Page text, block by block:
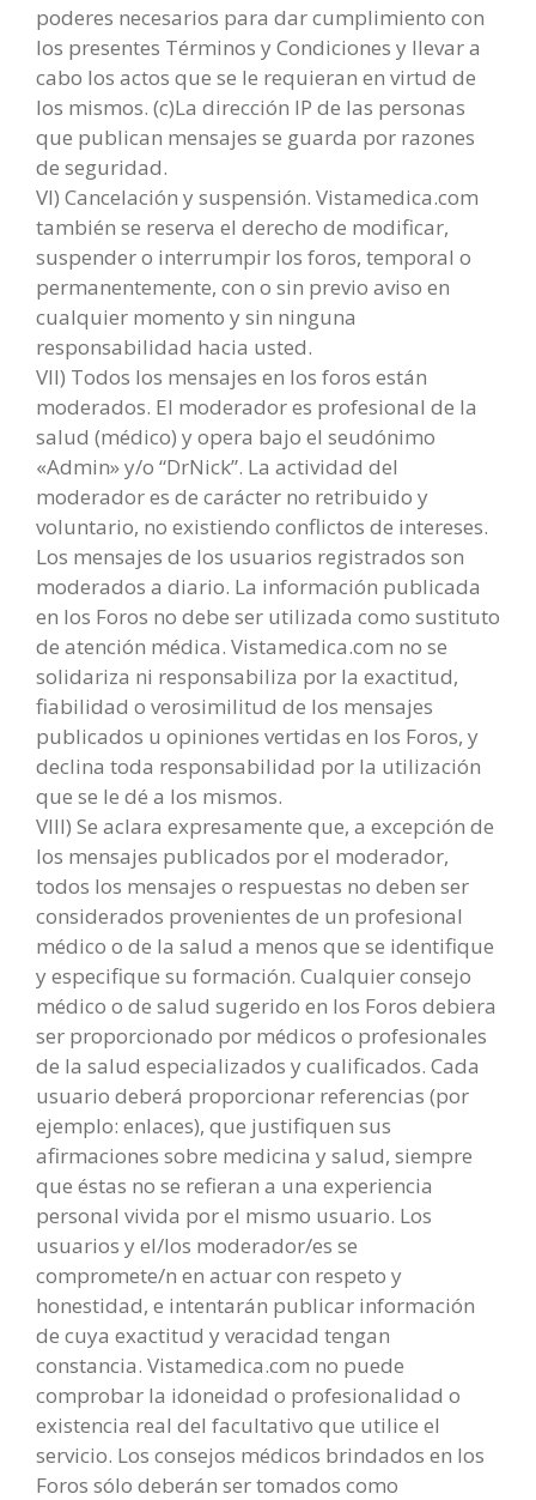
poderes necesarios para dar cumplimiento con
los presentes Términos y Condiciones y llevar a
cabo los actos que se le requieran en virtud de
los mismos. (c)La dirección IP de las personas
que publican mensajes se guarda por razones
de seguridad.
VI) Cancelación y suspensión. Vistamedica.com
también se reserva el derecho de modificar,
suspender o interrumpir los foros, temporal o
permanentemente, con o sin previo aviso en
cualquier momento y sin ninguna
responsabilidad hacia usted.
VII) Todos los mensajes en los foros están
moderados. El moderador es profesional de la
salud (médico) y opera bajo el seudónimo
«Admin» y/o “DrNick”. La actividad del
moderador es de carácter no retribuido y
voluntario, no existiendo conflictos de intereses.
Los mensajes de los usuarios registrados son
moderados a diario. La información publicada
en los Foros no debe ser utilizada como sustituto
de atención médica. Vistamedica.com no se
solidariza ni responsabiliza por la exactitud,
fiabilidad o verosimilitud de los mensajes
publicados u opiniones vertidas en los Foros, y
declina toda responsabilidad por la utilización
que se le dé a los mismos.
VIII) Se aclara expresamente que, a excepción de
los mensajes publicados por el moderador,
todos los mensajes o respuestas no deben ser
considerados provenientes de un profesional
médico o de la salud a menos que se identifique
y especifique su formación. Cualquier consejo
médico o de salud sugerido en los Foros debiera
ser proporcionado por médicos o profesionales
de la salud especializados y cualificados. Cada
usuario deberá proporcionar referencias (por
ejemplo: enlaces), que justifiquen sus
afirmaciones sobre medicina y salud, siempre
que éstas no se refieran a una experiencia
personal vivida por el mismo usuario. Los
usuarios y el/los moderador/es se
compromete/n en actuar con respeto y
honestidad, e intentarán publicar información
de cuya exactitud y veracidad tengan
constancia. Vistamedica.com no puede
comprobar la idoneidad o profesionalidad o
existencia real del facultativo que utilice el
servicio. Los consejos médicos brindados en los
Foros sólo deberán ser tomados como